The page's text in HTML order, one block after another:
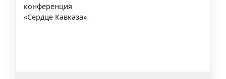
конференция
«Сердце Кавказа»